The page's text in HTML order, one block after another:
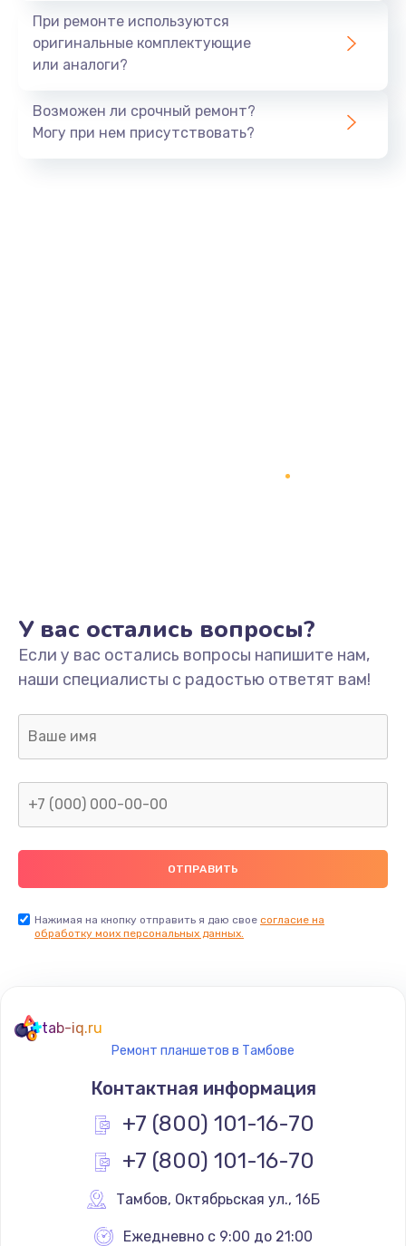
1530 руб.
Замена шлейфа матрицы
Замена процессора
1800 руб.
Замена системы охлаждения
1600 руб.
Замена термопасты
Заказать
2300 руб.
Заказать
Замена вебкамеры
1340 руб.
Заказать
При ремонте используются
оригинальные комплектующие
или аналоги?
Возможен ли срочный ремонт?
Могу при нем присутствовать?
У вас остались вопросы?
Если у вас остались вопросы напишите нам,
наши специалисты с радостью ответят вам!
Нажимая на кнопку отправить я даю свое согласие на
обработку моих персональных данных.
tab-iq.ru
Ремонт планшетов в Тамбове
Контактная информация
+7 (800) 101-16-70
+7 (800) 101-16-70
Тамбов, Октябрьская ул., 16Б
Ежедневно с 9:00 до 21:00